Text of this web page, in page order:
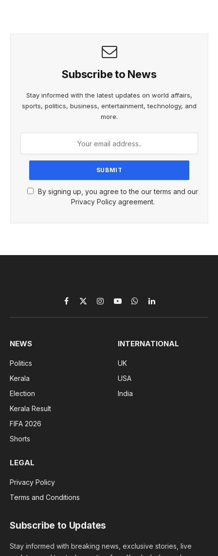
Subscribe to News
Stay informed with the latest updates on world affairs,
sports, politics, business, entertainment, technology, and
more.
By signing up, you agree to the our terms and our
Privacy Policy agreement.
Facebook
X
(Twitter)
InstagramYouTubeWhatsAppLinkedIn
NEWS
Politics
Kerala
Election
Kerala Result
FIFA 2026
Shorts
INTERNATIONAL
UK
USA
India
LEGAL
Privacy Policy
Terms and Conditions
Subscribe to Updates
Stay informed with breaking news, exclusive stories, live